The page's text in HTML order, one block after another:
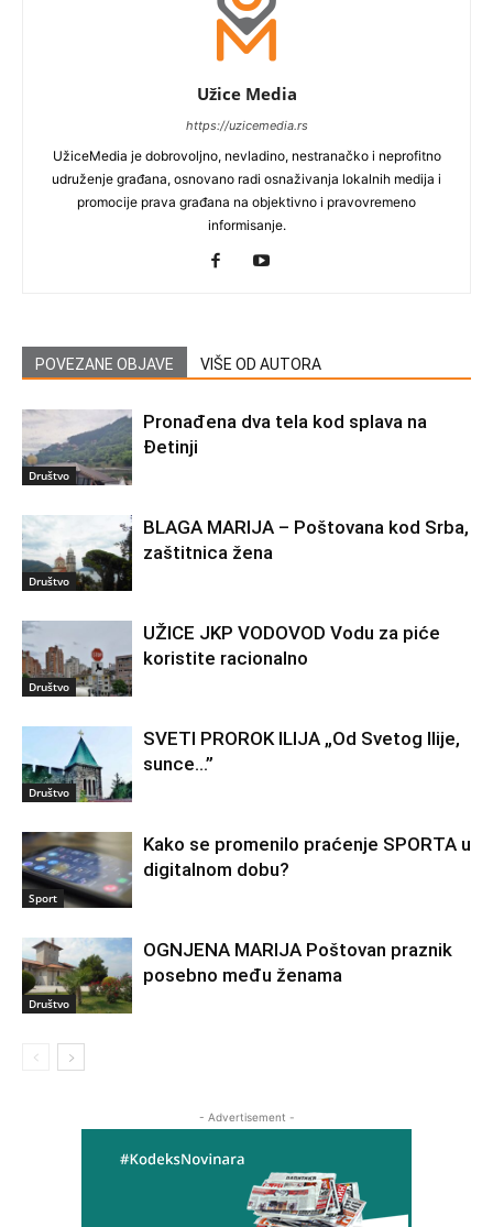
Užice Media
https://uzicemedia.rs
UžiceMedia je dobrovoljno, nevladino, nestranačko i neprofitno
udruženje građana, osnovano radi osnaživanja lokalnih medija i
promocije prava građana na objektivno i pravovremeno
informisanje.
POVEZANE OBJAVE VIŠE OD AUTORA
Društvo
Pronađena dva tela kod splava na
Đetinji
Društvo
BLAGA MARIJA – Poštovana kod Srba,
zaštitnica žena
Društvo
UŽICE JKP VODOVOD Vodu za piće
koristite racionalno
Društvo
SVETI PROROK ILIJA „Od Svetog Ilije,
sunce…”
Sport
Kako se promenilo praćenje SPORTA u
digitalnom dobu?
Društvo
OGNJENA MARIJA Poštovan praznik
posebno među ženama
- Advertisement -